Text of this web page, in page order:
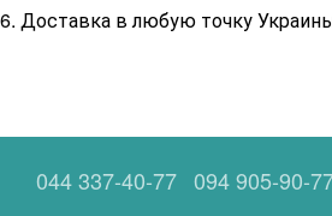
6. Доставка в любую точку
044 337-40-77 094 905-90-